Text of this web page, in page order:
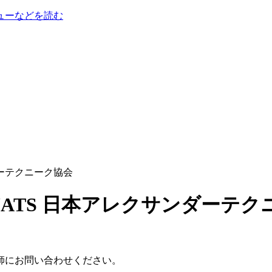
ーなどを読む
テクニーク協会
お問い合わせください。